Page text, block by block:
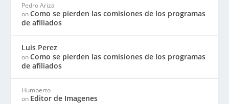
Pedro Ariza
onComo se pierden las comisiones de los programas
de afiliados
Luis Perez
onComo se pierden las comisiones de los programas
de afiliados
Humberto
on Editor de Imagenes